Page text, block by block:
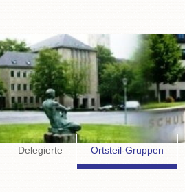
Delegierte Ortsteil-Gruppen